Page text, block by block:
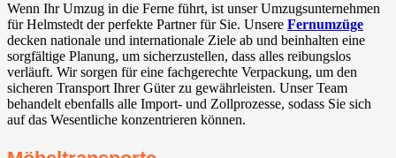
Wenn Ihr Umzug in die Ferne führt, ist unser Umzugsunternehmen
für Helmstedt der perfekte Partner für Sie. Unsere Fernumzüge
decken nationale und internationale Ziele ab und beinhalten eine
sorgfältige Planung, um sicherzustellen, dass alles reibungslos
verläuft. Wir sorgen für eine fachgerechte Verpackung, um den
sicheren Transport Ihrer Güter zu gewährleisten. Unser Team
behandelt ebenfalls alle Import- und Zollprozesse, sodass Sie sich
auf das Wesentliche konzentrieren können.